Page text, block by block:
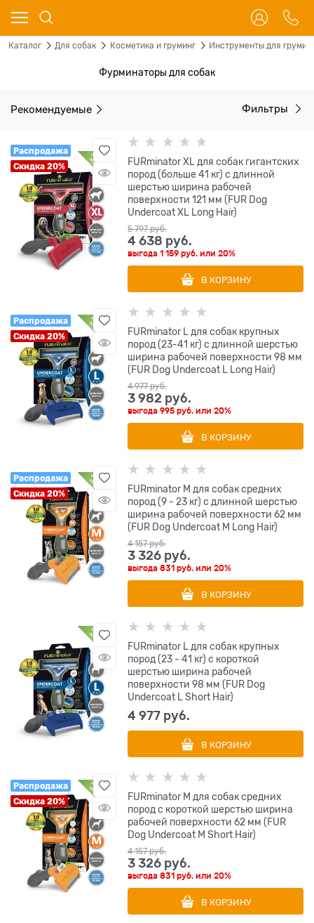
Каталог Для собак Косметика и груминг Инструменты для
Фурминаторы для собак
Рекомендуемые Фильтры
Распродажа
Скидка 20%
FURminator XL для собак гигантских
пород (больше 41 кг) с длинной
шерстью ширина рабочей
поверхности 121 мм (FUR Dog
Undercoat XL Long Hair)
5 797 руб.
4 638 руб.
выгода1 159 руб. или20%
В КОРЗИНУ
Распродажа
Скидка 20%
FURminator L для собак крупных
пород (23-41 кг) с длинной шерстью
ширина рабочей поверхности 98 мм
(FUR Dog Undercoat L Long Hair)
4 977 руб.
3 982 руб.
выгода995 руб. или20%
В КОРЗИНУ
Распродажа
Скидка 20%
FURminator M для собак средних
пород (9 - 23 кг) с длинной шерстью
ширина рабочей поверхности 62 мм
(FUR Dog Undercoat M Long Hair)
4 157 руб.
3 326 руб.
выгода831 руб. или20%
В КОРЗИНУ
FURminator L для собак крупных
пород (23 - 41 кг) с короткой
шерстью ширина рабочей
поверхности 98 мм (FUR Dog
Undercoat L Short Hair)
4 977 руб.
В КОРЗИНУ
Распродажа
Скидка 20%
FURminator M для собак средних
пород с короткой шерстью ширина
рабочей поверхности 62 мм (FUR
Dog Undercoat M Short Hair)
4 157 руб.
3 326 руб.
выгода831 руб. или20%
В КОРЗИНУ